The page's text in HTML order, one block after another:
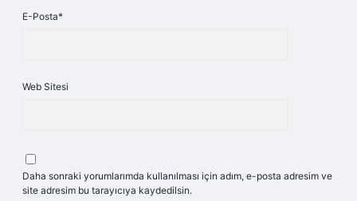
E-Posta*
Web Sitesi
Daha sonraki yorumlarımda kullanılması için adım, e-posta adresim ve
site adresim bu tarayıcıya kaydedilsin.